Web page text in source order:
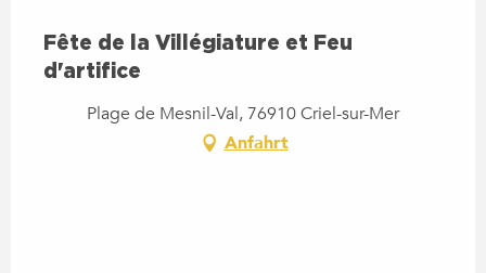
Fête de la Villégiature et Feu
d'artifice
Plage de Mesnil-Val, 76910 Criel-sur-Mer
Anfahrt